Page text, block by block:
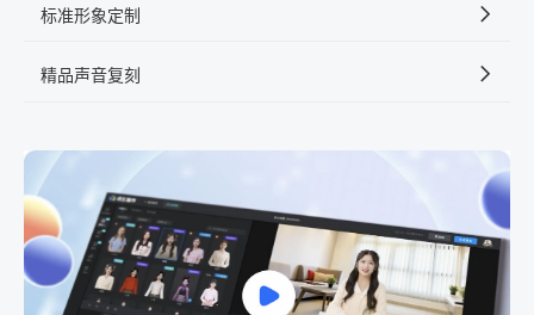
标准形象定制
精品声音复刻